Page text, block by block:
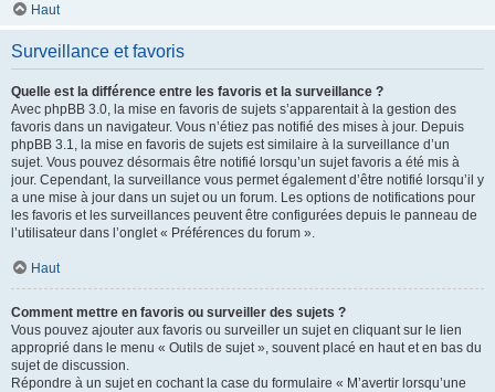
Haut
Surveillance et favoris
Quelle est la différence entre les favoris et la surveillance ?
Avec phpBB 3.0, la mise en favoris de sujets s’apparentait à la gestion des
favoris dans un navigateur. Vous n’étiez pas notifié des mises à jour. Depuis
phpBB 3.1, la mise en favoris de sujets est similaire à la surveillance d’un
sujet. Vous pouvez désormais être notifié lorsqu’un sujet favoris a été mis à
jour. Cependant, la surveillance vous permet également d’être notifié lorsqu’il y
a une mise à jour dans un sujet ou un forum. Les options de notifications pour
les favoris et les surveillances peuvent être configurées depuis le panneau de
l’utilisateur dans l’onglet « Préférences du forum ».
Haut
Comment mettre en favoris ou surveiller des sujets ?
Vous pouvez ajouter aux favoris ou surveiller un sujet en cliquant sur le lien
approprié dans le menu « Outils de sujet », souvent placé en haut et en bas du
sujet de discussion.
Répondre à un sujet en cochant la case du formulaire « M’avertir lorsqu’une